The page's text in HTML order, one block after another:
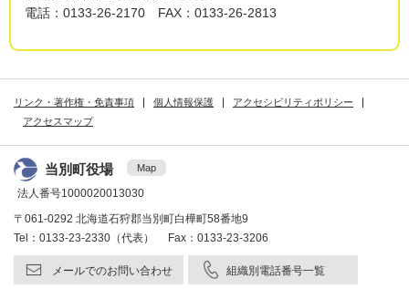
電話：0133-26-2170 FAX：0133-26-2813
リンク・著作権・免責事項 個人情報保護
アクセシビリティポリシー
アクセスマップ
当別町役場 Map
法人番号1000020013030
〒061-0292 北海道石狩郡当別町白樺町58番地9
Tel：0133-23-2330（代表） Fax：0133-23-3206
メールでのお問い合わせ 組織別電話番号一覧